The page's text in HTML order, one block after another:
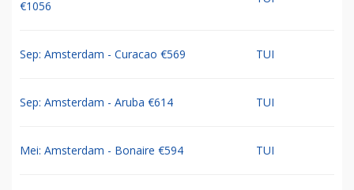
€1056
Sep: Amsterdam - Curacao €569 TUI
Sep: Amsterdam - Aruba €614 TUI
Mei: Amsterdam - Bonaire €594 TUI